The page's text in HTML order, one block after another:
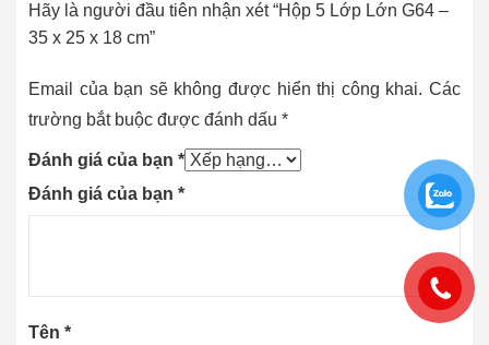
Hãy là người đầu tiên nhận xét “Hộp 5 Lớp Lớn G64 –
35 x 25 x 18 cm”
Email của bạn sẽ không được hiển thị công khai. Các
trường bắt buộc được đánh dấu *
Đánh giá của bạn *
Đánh giá của bạn *
Tên *